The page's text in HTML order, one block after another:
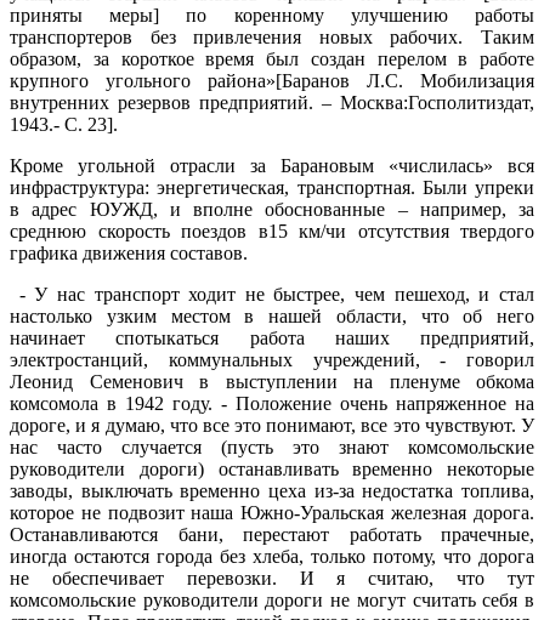
приняты меры] по коренному улучшению работы
транспортеров без привлечения новых рабочих. Таким
образом, за короткое время был создан перелом в работе
крупного угольного района»[Баранов Л.С. Мобилизация
внутренних резервов предприятий. – Москва:Госполитиздат,
1943.- С. 23].
Кроме угольной отрасли за Барановым «числилась» вся
инфраструктура: энергетическая, транспортная. Были упреки
в адрес ЮУЖД, и вполне обоснованные – например, за
среднюю скорость поездов в15 км/чи отсутствия твердого
графика движения составов.
- У нас транспорт ходит не быстрее, чем пешеход, и стал
настолько узким местом в нашей области, что об него
начинает спотыкаться работа наших предприятий,
электростанций, коммунальных учреждений, - говорил
Леонид Семенович в выступлении на пленуме обкома
комсомола в 1942 году. - Положение очень напряженное на
дороге, и я думаю, что все это понимают, все это чувствуют. У
нас часто случается (пусть это знают комсомольские
руководители дороги) останавливать временно некоторые
заводы, выключать временно цеха из-за недостатка топлива,
которое не подвозит наша Южно-Уральская железная дорога.
Останавливаются бани, перестают работать прачечные,
иногда остаются города без хлеба, только потому, что дорога
не обеспечивает перевозки. И я считаю, что тут
комсомольские руководители дороги не могут считать себя в